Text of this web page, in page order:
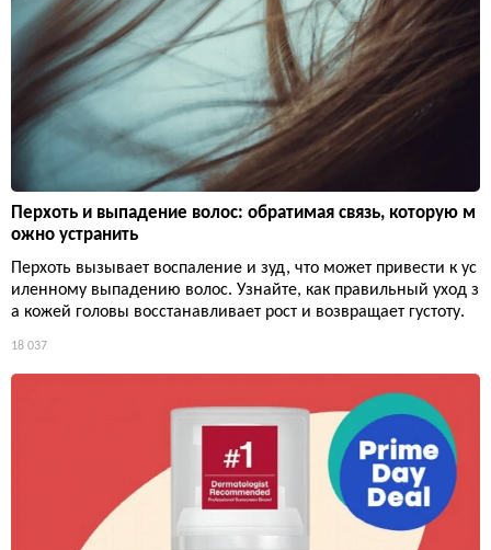
Перхоть и выпадение волос: обратимая связь, которую м
ожно устранить
Перхоть вызывает воспаление и зуд, что может привести к ус
иленному выпадению волос. Узнайте, как правильный уход з
а кожей головы восстанавливает рост и возвращает густоту.
18 037